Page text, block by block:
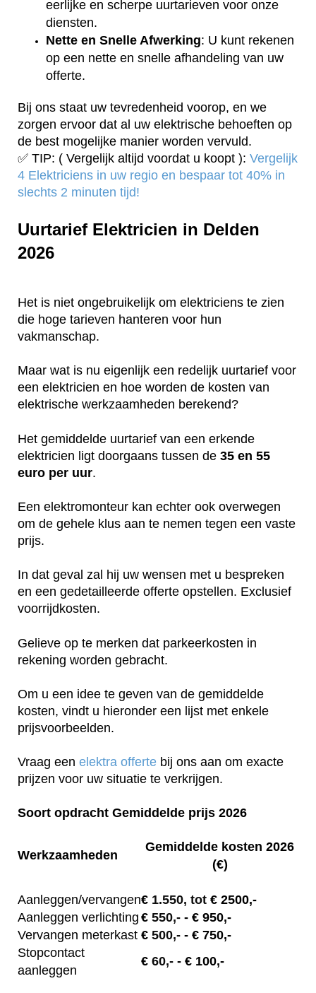
eerlijke en scherpe uurtarieven voor onze
diensten.
Nette en Snelle Afwerking: U kunt rekenen
op een nette en snelle afhandeling van uw
offerte.
Bij ons staat uw tevredenheid voorop, en we
zorgen ervoor dat al uw elektrische behoeften op
de best mogelijke manier worden vervuld.
✅ TIP: ( Vergelijk altijd voordat u koopt ): Vergelijk
4 Elektriciens in uw regio en bespaar tot 40% in
slechts 2 minuten tijd!
Uurtarief Elektricien in Delden
2026
Het is niet ongebruikelijk om elektriciens te zien
die hoge tarieven hanteren voor hun
vakmanschap.
Maar wat is nu eigenlijk een redelijk uurtarief voor
een elektricien en hoe worden de kosten van
elektrische werkzaamheden berekend?
Het gemiddelde uurtarief van een erkende
elektricien ligt doorgaans tussen de 35 en 55
euro per uur.
Een elektromonteur kan echter ook overwegen
om de gehele klus aan te nemen tegen een vaste
prijs.
In dat geval zal hij uw wensen met u bespreken
en een gedetailleerde offerte opstellen. Exclusief
voorrijdkosten.
Gelieve op te merken dat parkeerkosten in
rekening worden gebracht.
Om u een idee te geven van de gemiddelde
kosten, vindt u hieronder een lijst met enkele
prijsvoorbeelden.
Vraag een elektra offerte bij ons aan om exacte
prijzen voor uw situatie te verkrijgen.
Soort opdracht Gemiddelde prijs 2026
Werkzaamheden
Gemiddelde kosten 2026
(€)
Aanleggen/vervangen€ 1.550, tot € 2500,-
Aanleggen verlichting € 550,- - € 950,-
Vervangen meterkast € 500,- - € 750,-
Stopcontact
aanleggen
€ 60,- - € 100,-